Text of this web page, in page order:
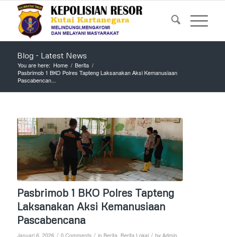
Blog - Latest News
You are here: Home / Berita /
Pasbrimob 1 BKO Polres Tapteng Laksanakan Aksi Kemanusiaan
Pascabencan...
Pasbrimob 1 BKO Polres Tapteng
Laksanakan Aksi Kemanusiaan
Pascabencana
Januari 6, 2026 / 0 Comments / in Berita Berita Lokal / by Admin